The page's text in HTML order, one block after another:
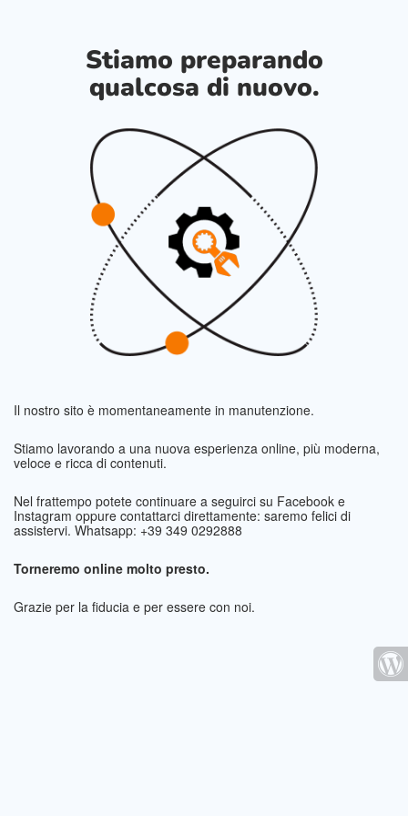
Stiamo preparando
qualcosa di nuovo.
Il nostro sito è momentaneamente in manutenzione.
Stiamo lavorando a una nuova esperienza online, più moderna,
veloce e ricca di contenuti.
Nel frattempo potete continuare a seguirci su Facebook e
Instagram oppure contattarci direttamente: saremo felici di
assistervi. Whatsapp: +39 349 0292888
Torneremo online molto presto.
Grazie per la fiducia e per essere con noi.